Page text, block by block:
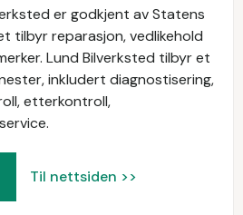
er godkjent av Statens
tilbyr reparasjon, vedlikehold
Lund Bilverksted tilbyr et
inkludert diagnostisering,
etterkontroll,
Til nettsiden >>